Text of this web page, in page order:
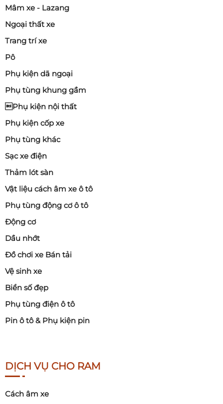
Mâm xe - Lazang
Ngoại thất xe
Trang trí xe
Pô
Phụ kiện dã ngoại
Phụ tùng khung gầm
Phụ kiện nội thất
Phụ kiện cốp xe
Phụ tùng khác
Sạc xe điện
Thảm lót sàn
Vật liệu cách âm xe ô tô
Phụ tùng động cơ ô tô
Động cơ
Dầu nhớt
Đồ chơi xe Bán tải
Vệ sinh xe
Biển số đẹp
Phụ tùng điện ô tô
Pin ô tô & Phụ kiện pin
DỊCH VỤ CHO RAM
Cách âm xe